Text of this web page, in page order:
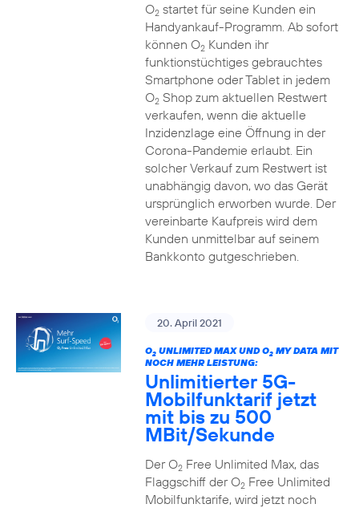
O2startet für seine Kunden ein
Handyankauf-Programm. Ab sofort
können O2Kunden ihr
funktionstüchtiges gebrauchtes
Smartphone oder Tablet in jedem
O2Shop zum aktuellen Restwert
verkaufen, wenn die aktuelle
Inzidenzlage eine Öffnung in der
Corona-Pandemie erlaubt. Ein
solcher Verkauf zum Restwert ist
unabhängig davon, wo das Gerät
ursprünglich erworben wurde. Der
vereinbarte Kaufpreis wird dem
Kunden unmittelbar auf seinem
Bankkonto gutgeschrieben.
20. April 2021
O2UNLIMITED MAX UND O2MY DATA MIT
NOCH MEHR LEISTUNG:
Unlimitierter 5G-
Mobilfunktarif jetzt
mit bis zu 500
MBit/Sekunde
Der O2Free Unlimited Max, das
Flaggschiff der O2Free Unlimited
Mobilfunktarife, wird jetzt noch